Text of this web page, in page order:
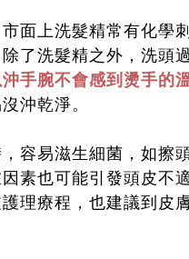
面上洗髮精常有化學
了洗髮精之外，洗頭
手腕不會感到燙手的
沖乾淨。
容易滋生細菌，如擦
素也可能引發頭皮不
理療程，也建議到皮